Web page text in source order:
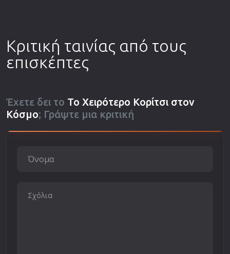
Κριτική ταινίας από τους
επισκέπτες
Έχετε δει το Το Χειρότερο Κορίτσι στον
Κόσμο; Γράψτε μια κριτική